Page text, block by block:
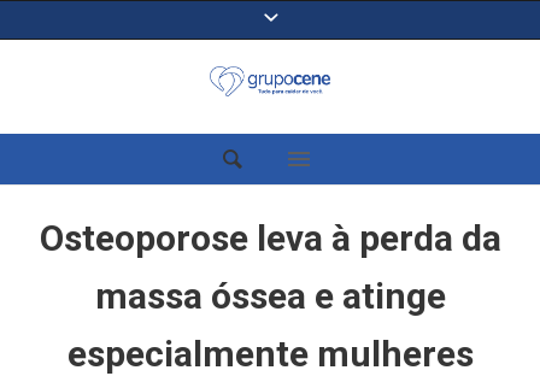
Osteoporose leva à perda da
massa óssea e atinge
especialmente mulheres